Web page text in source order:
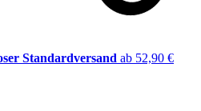
Standardversand ab 52,90 €